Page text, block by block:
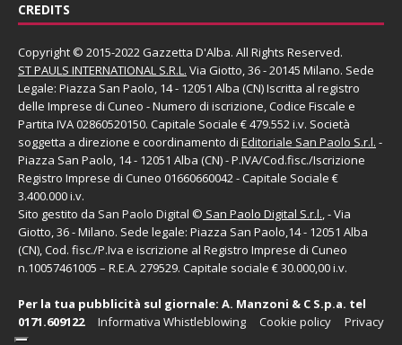
CREDITS
Copyright © 2015-2022 Gazzetta D'Alba. All Rights Reserved.
ST PAULS INTERNATIONAL S.R.L. Via Giotto, 36 - 20145 Milano. Sede
Legale: Piazza San Paolo, 14 - 12051 Alba (CN) Iscritta al registro
delle Imprese di Cuneo - Numero di iscrizione, Codice Fiscale e
Partita IVA 02860520150. Capitale Sociale € 479.552 i.v. Società
soggetta a direzione e coordinamento di Editoriale San Paolo S.r.l. -
Piazza San Paolo, 14 - 12051 Alba (CN) - P.IVA/Cod.fisc./Iscrizione
Registro Imprese di Cuneo 01660660042 - Capitale Sociale €
3.400.000 i.v.
Sito gestito da San Paolo Digital © San Paolo Digital S.r.l., - Via
Giotto, 36 - Milano. Sede legale: Piazza San Paolo,14 - 12051 Alba
(CN), Cod. fisc./P.Iva e iscrizione al Registro Imprese di Cuneo
n.10057461005 – R.E.A. 279529. Capitale sociale € 30.000,00 i.v.
Per la tua pubblicità sul giornale: A. Manzoni & C S.p.a. tel
0171.609122
Privacy
Cookie policy
Informativa Whistleblowing